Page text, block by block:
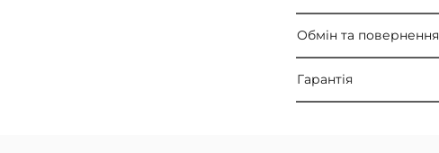
Обмін та повернення
Гарантія